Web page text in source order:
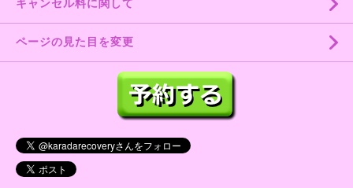
キャンセル料に関して
ページの見た目を変更